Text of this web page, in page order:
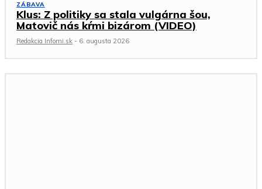
ZÁBAVA
Klus: Z politiky sa stala vulgárna šou,
Matovič nás kŕmi bizárom (VIDEO)
Redakcia Infomi.sk - 6. augusta 2026